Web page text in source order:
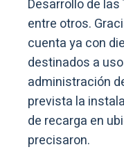
Desarrollo de
entre otros.
cuenta ya con
destinados a
administración
prevista la
de recarga en
precisaron.